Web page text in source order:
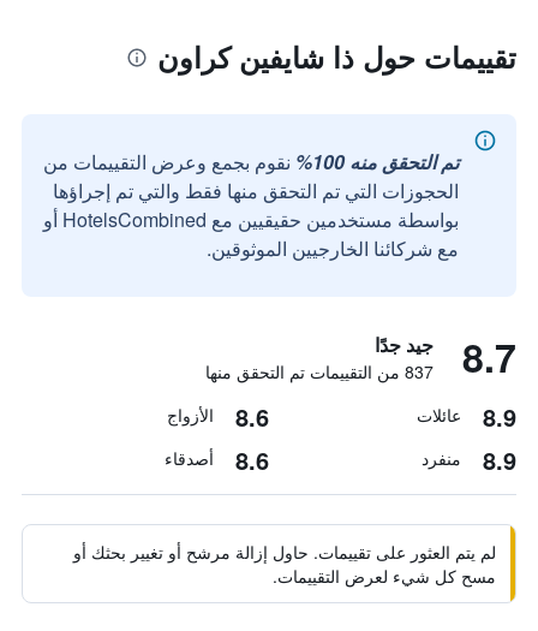
تقييمات حول ذا شايفين كراون
تم التحقق منه 100%
نقوم بجمع وعرض التقييمات من
الحجوزات التي تم التحقق منها فقط والتي تم إجراؤها
بواسطة مستخدمين حقيقيين مع HotelsCombined أو
مع شركائنا الخارجيين الموثوقين.
8.7 جيد جدًا
837 من التقييمات تم التحقق منها
8.9 عائلات 8.6 الأزواج
8.9 منفرد 8.6 أصدقاء
لم يتم العثور على تقييمات. حاول إزالة مرشح أو تغيير بحثك أو
مسح كل شيء لعرض التقييمات.